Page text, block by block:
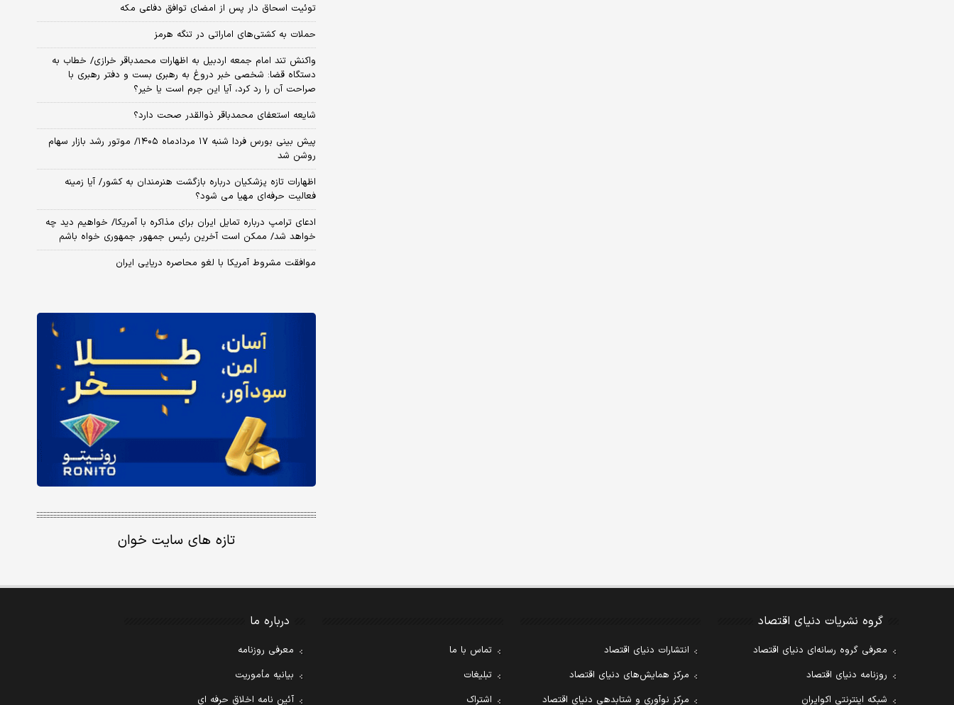
توئیت اسحاق دار پس از امضای توافق دفاعی مکه
حملات به کشتی‌های اماراتی در تنگه هرمز
واکنش تند امام جمعه اردبیل به اظهارات محمدباقر خرازی/ خطاب به
دستگاه قضا: شخصی خبر دروغ به رهبری بست و دفتر رهبری با
صراحت آن را رد کرد، آیا این جرم است یا خیر؟
شایعه استعفای محمدباقر ذوالقدر صحت دارد؟
پیش بینی بورس فردا شنبه ۱۷ مردادماه ۱۴۰۵/ موتور رشد بازار سهام
روشن شد
اظهارات تازه پزشکیان درباره بازگشت هنرمندان به کشور/ آیا زمینه
فعالیت حرفه‌ای مهیا می شود؟
ادعای ترامپ درباره تمایل ایران برای مذاکره با آمریکا/ خواهیم دید چه
خواهد شد/ ممکن است آخرین رئیس‌ جمهور جمهوری خواه باشم
موافقت مشروط آمریکا با لغو محاصره دریایی ایران
تازه های سایت خوان
گروه نشریات دنیای اقتصاد
معرفی گروه رسانه‌ای دنیای اقتصاد
روزنامه دنیای اقتصاد
شبکه اینترنتی اکوایران
انتشارات دنیای اقتصاد
مرکز همایش‌های دنیای اقتصاد
مرکز نوآوری و شتابدهی دنیای اقتصاد
تماس با ما
تبلیغات
اشتراک
درباره ما
معرفی روزنامه
بیانیه مأموریت
آئین نامه اخلاق حرفه ای